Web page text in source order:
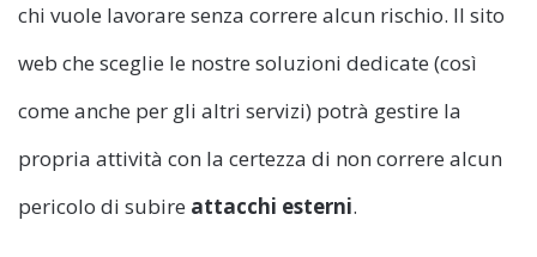
chi vuole lavorare senza correre alcun rischio. Il sito
web che sceglie le nostre soluzioni dedicate (così
come anche per gli altri servizi) potrà gestire la
propria attività con la certezza di non correre alcun
pericolo di subire attacchi esterni.